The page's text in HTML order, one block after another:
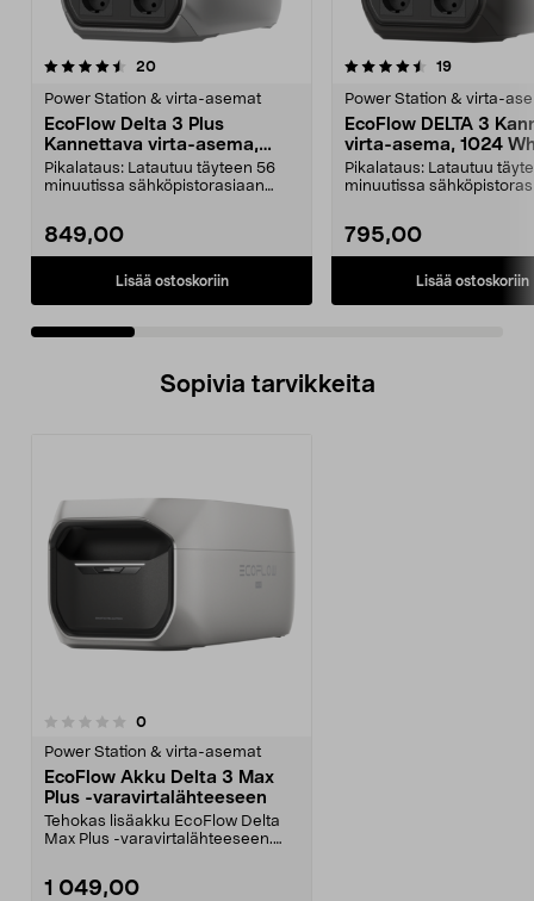
20arvostelut
Power Station & virta-asemat
EcoFlow Delta 3 Plus
Kannettava virta-asema,
1024 Wh
Pikalataus: Latautuu täyteen 56
minuutissa sähköpistorasiaan
849,00
Lisää ostoskoriin
4.5 viidestä
19arvostelut
Power Station & virta-
EcoFlow DELTA 3
virta-asema, 1024
Pikalataus: Latautuu
minuutissa
795,00
Lisää ostoskoriin
4.0 viidestä
Sopivia tarvikkeita
0arvostelut
Power Station & virta-asemat
EcoFlow Akku Delta 3 Max
Plus -varavirtalähteeseen
Tehokas lisäakku EcoFlow Delta
Max Plus -varavirtalähteeseen.
1 049,00